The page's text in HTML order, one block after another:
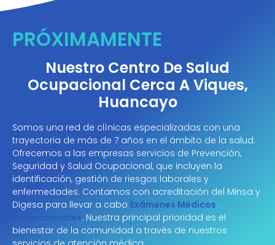
PRÓXIMAMENTE
Nuestro Centro De Salud
Ocupacional Cerca A Viques,
Huancayo
Somos una red de clínicas especializadas con una
trayectoria de más de 7 años en el ámbito de la salud.
Ofrecemos a las empresas servicios de Prevención,
Seguridad y Salud Ocupacional, que incluyen la
identificación, gestión de riesgos laborales y
enfermedades. Contamos con acreditación del Minsa y
Digesa para llevar a cabo Exámenes Médicos
Ocupacionales. Nuestra principal prioridad es el
bienestar de la comunidad a través de nuestros